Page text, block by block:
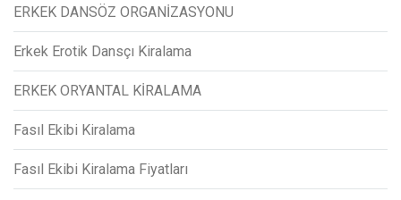
ERKEK DANSÖZ ORGANİZASYONU
Erkek Erotik Dansçı Kiralama
ERKEK ORYANTAL KİRALAMA
Fasıl Ekibi Kiralama
Fasıl Ekibi Kiralama Fiyatları